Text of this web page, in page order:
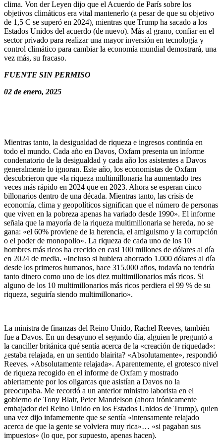
clima. Von der Leyen dijo que el Acuerdo de París sobre los
objetivos climáticos era vital mantenerlo (a pesar de que su objetivo
de 1,5 C se superó en 2024), mientras que Trump ha sacado a los
Estados Unidos del acuerdo (de nuevo). Más al grano, confiar en el
sector privado para realizar una mayor inversión en tecnología y
control climático para cambiar la economía mundial demostrará, una
vez más, su fracaso.
FUENTE SIN PERMISO
02 de enero, 2025
Mientras tanto, la desigualdad de riqueza e ingresos continúa en
todo el mundo. Cada año en Davos, Oxfam presenta un informe
condenatorio de la desigualdad y cada año los asistentes a Davos
generalmente lo ignoran. Este año, los economistas de Oxfam
descubrieron que «la riqueza multimillonaria ha aumentado tres
veces más rápido en 2024 que en 2023. Ahora se esperan cinco
billonarios dentro de una década. Mientras tanto, las crisis de
economía, clima y geopolíticos significan que el número de personas
que viven en la pobreza apenas ha variado desde 1990». El informe
señala que la mayoría de la riqueza multimillonaria se hereda, no se
gana: «el 60% proviene de la herencia, el amiguismo y la corrupción
o el poder de monopolio». La riqueza de cada uno de los 10
hombres más ricos ha crecido en casi 100 millones de dólares al día
en 2024 de media. «Incluso si hubiera ahorrado 1.000 dólares al día
desde los primeros humanos, hace 315.000 años, todavía no tendría
tanto dinero como uno de los diez multimillonarios más ricos. Si
alguno de los 10 multimillonarios más ricos perdiera el 99 % de su
riqueza, seguiría siendo multimillonario».
La ministra de finanzas del Reino Unido, Rachel Reeves, también
fue a Davos. En un desayuno el segundo día, alguien le preguntó a
la canciller británica qué sentía acerca de la «creación de riquedad»:
¿estaba relajada, en un sentido blairita? «Absolutamente», respondió
Reeves. «Absolutamente relajada». Aparentemente, el grotesco nivel
de riqueza recogido en el informe de Oxfam y mostrado
abiertamente por los oligarcas que asistían a Davos no la
preocupaba. Me recordó a un anterior ministro laborista en el
gobierno de Tony Blair, Peter Mandelson (ahora irónicamente
embajador del Reino Unido en los Estados Unidos de Trump), quien
una vez dijo infamemente que se sentía «intensamente relajado
acerca de que la gente se volviera muy rica»… «si pagaban sus
impuestos» (lo que, por supuesto, apenas hacen).